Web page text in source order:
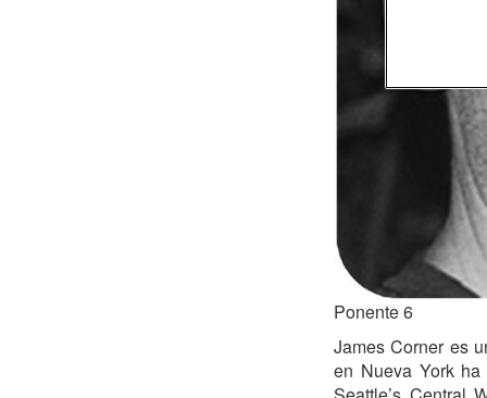
Ponente 6
James Corner es
en Nueva York